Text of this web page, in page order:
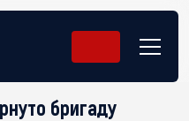
бригаду